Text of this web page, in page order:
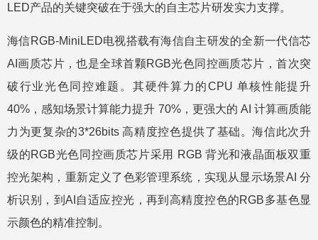
LED产品的关键突破在于强大的自主芯片研发实力支撑。
海信RGB-MiniLED电视搭载有海信自主研发的全新一代信芯
AI画质芯片，也是全球首颗RGB光色同控画质芯片，首次突
破行业光色同控难题。其硬件算力的CPU 单核性能提升
40%，感知场景计算能力提升 70%，更强大的 AI 计算画质能
力为更复杂的3*26bits 高精度控色提供了基础。海信此次升
级的RGB光色同控画质芯片采用 RGB 背光和液晶面板双重
控光架构，重新定义了色彩管理系统，实现从显示场景AI 分
析识别，到AI自适应控光，再到高精度控色的RGB多基色显
示颜色的精准控制。